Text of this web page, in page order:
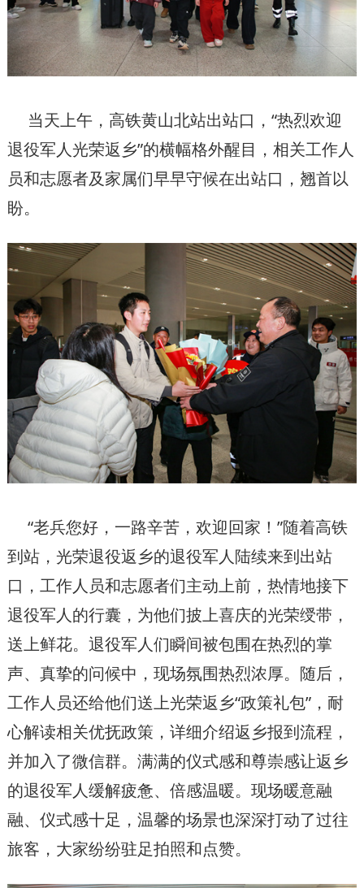
当天上午，高铁黄山北站出站口，“热烈欢迎
退役军人光荣返乡”的横幅格外醒目，相关工作人
员和志愿者及家属们早早守候在出站口，翘首以
盼。
“老兵您好，一路辛苦，欢迎回家！”随着高铁
到站，光荣退役返乡的退役军人陆续来到出站
口，工作人员和志愿者们主动上前，热情地接下
退役军人的行囊，为他们披上喜庆的光荣绶带，
送上鲜花。退役军人们瞬间被包围在热烈的掌
声、真挚的问候中，现场氛围热烈浓厚。随后，
工作人员还给他们送上光荣返乡“政策礼包”，耐
心解读相关优抚政策，详细介绍返乡报到流程，
并加入了微信群。满满的仪式感和尊崇感让返乡
的退役军人缓解疲惫、倍感温暖。现场暖意融
融、仪式感十足，温馨的场景也深深打动了过往
旅客，大家纷纷驻足拍照和点赞。